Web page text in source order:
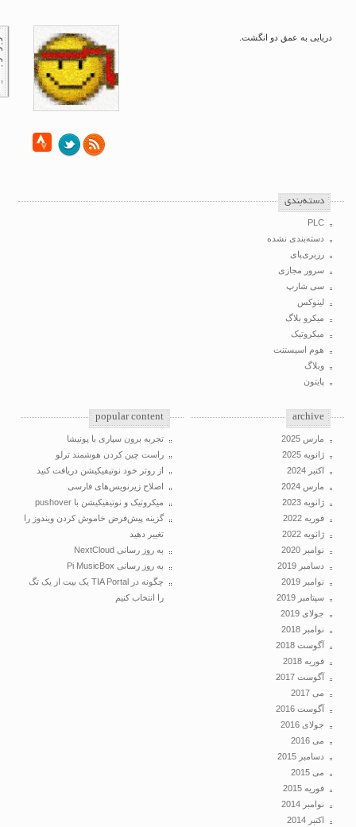
دریایی به عمق دو انگشت.
‌دسته‌بندی
PLC
دسته‌بندی نشده
رزبری‌پای
سرور مجازی
سی شارپ
لینوکس
میکرو بلاگ
میکروتیک
هوم اسیستنت
وبلاگ
پایتون
archive
مارس 2025
ژانویه 2025
اکتبر 2024
مارس 2024
ژانویه 2023
فوریه 2022
ژانویه 2022
نوامبر 2020
دسامبر 2019
نوامبر 2019
سپتامبر 2019
جولای 2019
نوامبر 2018
آگوست 2018
فوریه 2018
آگوست 2017
آگوست 2016
جولای 2016
دسامبر 2015
فوریه 2015
نوامبر 2014
اکتبر 2014
popular content
تجربه برون سپاری با پونیشا
راست چین کردن هوشمند ترلو
از روتر خود نوتیفیکیشن دریافت کنید
اصلاح زیرنویس‌های فارسی
میکروتیک و نوتیفیکیشن با pushover
گزینه پیش‌فرض خاموش کردن ویندوز را
تغییر دهید
به روز رسانی NextCloud
به روز رسانی Pi MusicBox
چگونه در TIA Portal یک بیت از یک تگ
را انتخاب کنیم